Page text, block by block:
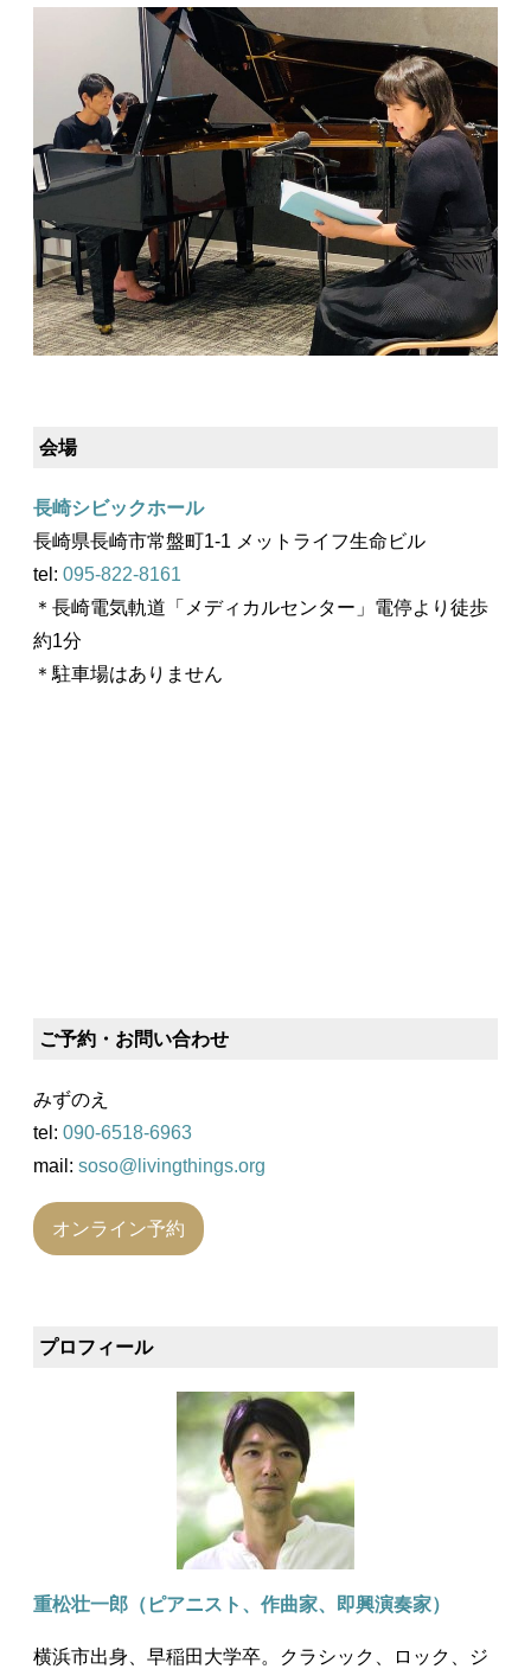
会場
長崎シビックホール
長崎県長崎市常盤町1-1 メットライフ生命ビル
tel: 095-822-8161
＊長崎電気軌道「メディカルセンター」電停より徒歩
約1分
＊駐車場はありません
ご予約・お問い合わせ
みずのえ
tel: 090-6518-6963
mail: soso@livingthings.org
オンライン予約
プロフィール
重松壮一郎（ピアニスト、作曲家、即興演奏家）
横浜市出身、早稲田大学卒。クラシック、ロック、ジ